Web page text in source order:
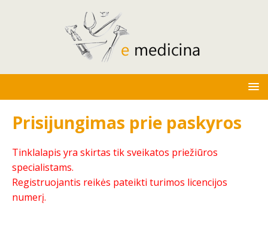
Prisijungimas prie paskyros
Tinklalapis yra skirtas tik sveikatos priežiūros
specialistams.
Registruojantis reikės pateikti turimos licencijos
numerį.